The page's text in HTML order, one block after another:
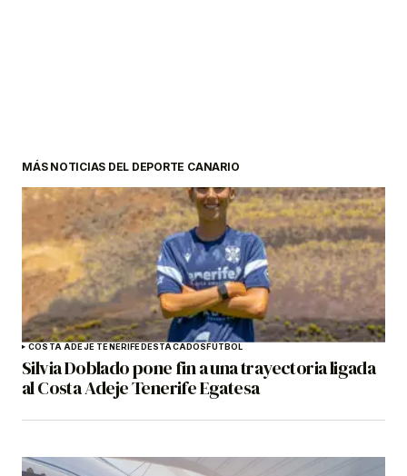
MÁS NOTICIAS DEL DEPORTE CANARIO
COSTA ADEJE TENERIFEDESTACADOSFÚTBOL
Silvia Doblado pone fin a una trayectoria ligada
al Costa Adeje Tenerife Egatesa